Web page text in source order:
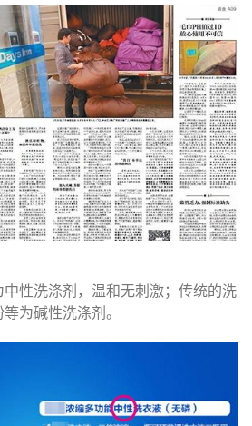
中性洗涤剂，温和无刺激；传统的洗
为碱性洗涤剂。